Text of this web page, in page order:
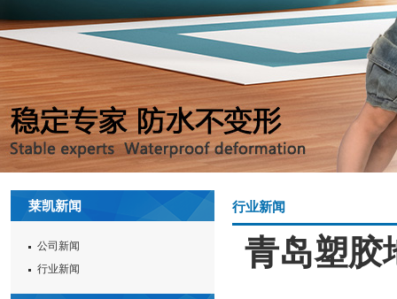
莱凯新闻
公司新闻
行业新闻
行业新闻
青岛塑胶